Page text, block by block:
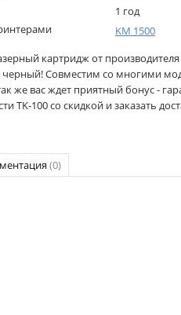
1 год
KM 1500
картридж от
черный! Совместим со многими
же вас ждет приятный бонус -
TK-100 со скидкой и заказать
(0)